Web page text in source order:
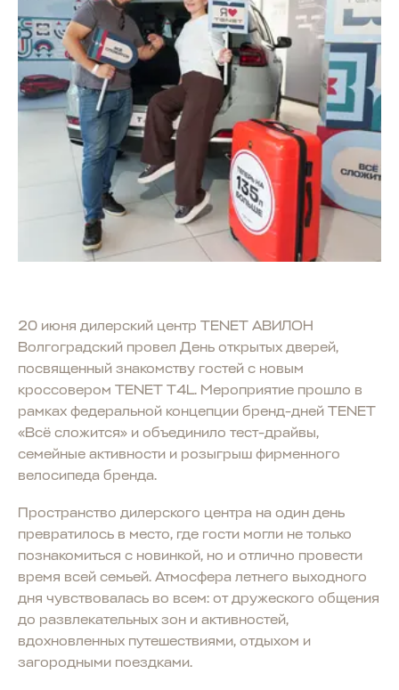
20 июня дилерский центр TENET АВИЛОН
Волгоградский провел День открытых дверей,
посвященный знакомству гостей с новым
кроссовером TENET T4L. Мероприятие прошло в
рамках федеральной концепции бренд-дней TENET
«Всё сложится» и объединило тест-драйвы,
семейные активности и розыгрыш фирменного
велосипеда бренда.
Пространство дилерского центра на один день
превратилось в место, где гости могли не только
познакомиться с новинкой, но и отлично провести
время всей семьей. Атмосфера летнего выходного
дня чувствовалась во всем: от дружеского общения
до развлекательных зон и активностей,
вдохновленных путешествиями, отдыхом и
загородными поездками.